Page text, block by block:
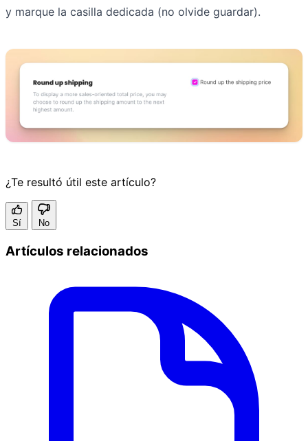
y marque la casilla dedicada (no olvide guardar).
¿Te resultó útil este artículo?
Sí No
Artículos relacionados